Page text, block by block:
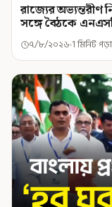
রাজ্যের অভ্যন্তরীণ
সঙ্গে বৈঠকে
৭/৮/২০২৬ 1 মিনিট পড়া